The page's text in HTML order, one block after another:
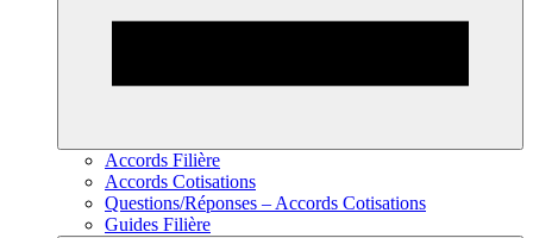
Accords Filière
Accords Cotisations
Questions/Réponses – Accords Cotisations
Guides Filière